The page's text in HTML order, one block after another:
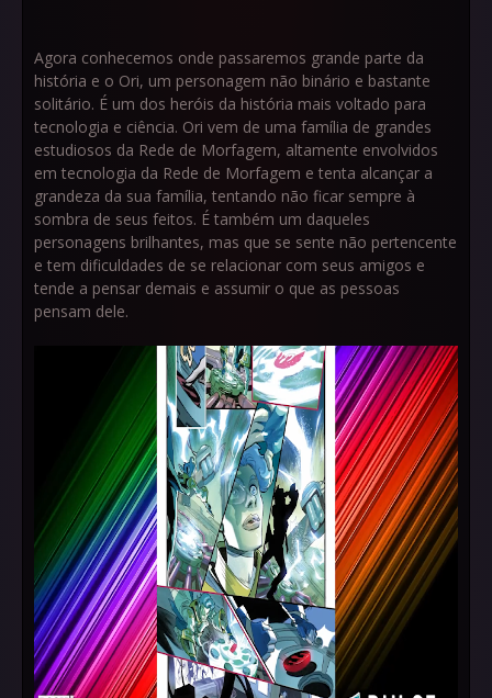
Agora conhecemos onde passaremos grande parte da
história e o Ori, um personagem não binário e bastante
solitário. É um dos heróis da história mais voltado para
tecnologia e ciência. Ori vem de uma família de grandes
estudiosos da Rede de Morfagem, altamente envolvidos
em tecnologia da Rede de Morfagem e tenta alcançar a
grandeza da sua família, tentando não ficar sempre à
sombra de seus feitos. É também um daqueles
personagens brilhantes, mas que se sente não pertencente
e tem dificuldades de se relacionar com seus amigos e
tende a pensar demais e assumir o que as pessoas
pensam dele.